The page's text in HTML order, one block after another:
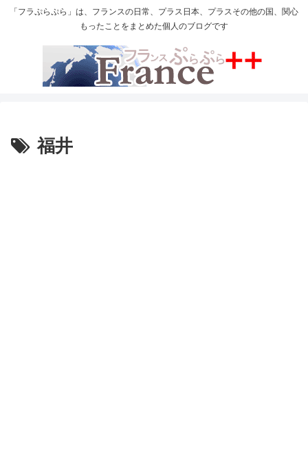
「フラぷらぷら」は、フランスの日常、プラス日本、プラスその他の国、関心
もったことをまとめた個人のブログです
福井